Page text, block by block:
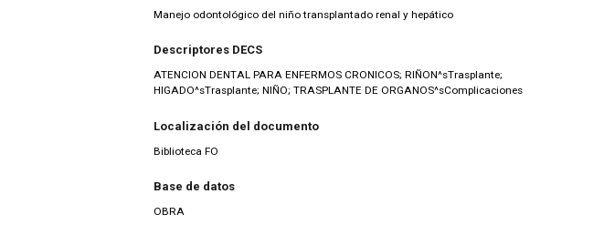
Manejo odontológico del niño transplantado renal y hepático
Descriptores DECS
ATENCION DENTAL PARA ENFERMOS CRONICOS; RIÑON^sTrasplante;
HIGADO^sTrasplante; NIÑO; TRASPLANTE DE ORGANOS^sComplicaciones
Localización del documento
Biblioteca FO
Base de datos
OBRA